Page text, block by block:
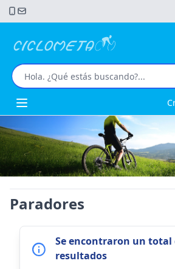
Open main menu
Paradores
Se encontraron un total
resultados